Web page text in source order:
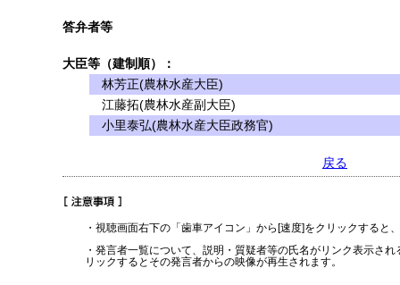
答弁者等
大臣等（建制順）：
林芳正(農林水産大臣)
江藤拓(農林水産副大臣)
小里泰弘(農林水産大臣政務官)
戻る
・視聴画面右下の「歯車アイコン」から[速度]をクリックすると
・発言者一覧について、説明・質疑者等の氏名がリンク表示さ
リックするとその発言者からの映像が再生されます。